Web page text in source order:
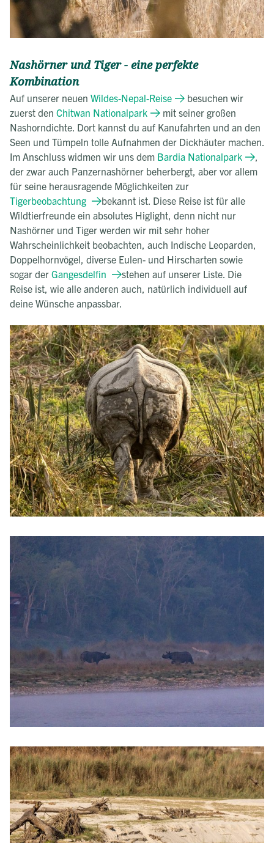
Nashörner und Tiger - eine perfekte
Kombination
Auf unserer neuen Wildes-Nepal-Reise
besuchen wir
zuerst den Chitwan Nationalpark
mit seiner großen
Nashorndichte. Dort kannst du auf Kanufahrten und an den
Seen und Tümpeln tolle Aufnahmen der Dickhäuter machen.
Im Anschluss widmen wir uns dem Bardia Nationalpark
,
der zwar auch Panzernashörner beherbergt, aber vor allem
für seine herausragende Möglichkeiten zur
Tigerbeobachtung
bekannt ist. Diese Reise ist für alle
Wildtierfreunde ein absolutes Higlight, denn nicht nur
Nashörner und Tiger werden wir mit sehr hoher
Wahrscheinlichkeit beobachten, auch Indische Leoparden,
Doppelhornvögel, diverse Eulen- und Hirscharten sowie
sogar der Gangesdelfin
stehen auf unserer Liste. Die
Reise ist, wie alle anderen auch, natürlich individuell auf
deine Wünsche anpassbar.